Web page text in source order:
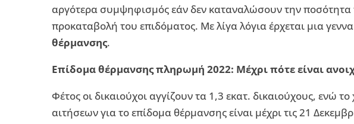
αργότερα συμψηφισμός εάν δεν καταναλώσουν την ποσότητα
προκαταβολή του επιδόματος. Με λίγα λόγια έρχεται μια
θέρμανσης.
Επίδομα θέρμανσης πληρωμή 2022: Μέχρι πότε είναι
Φέτος οι δικαιούχοι αγγίζουν τα 1,3 εκατ. δικαιούχους, ενώ
αιτήσεων για το επίδομα θέρμανσης είναι μέχρι τις 21